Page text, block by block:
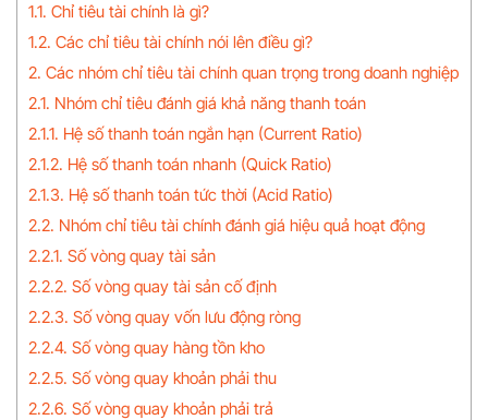
1.1. Chỉ tiêu tài chính là gì?
1.2. Các chỉ tiêu tài chính nói lên điều gì?
2. Các nhóm chỉ tiêu tài chính quan trọng trong doanh nghiệp
2.1. Nhóm chỉ tiêu đánh giá khả năng thanh toán
2.1.1. Hệ số thanh toán ngắn hạn (Current Ratio)
2.1.2. Hệ số thanh toán nhanh (Quick Ratio)
2.1.3. Hệ số thanh toán tức thời (Acid Ratio)
2.2. Nhóm chỉ tiêu tài chính đánh giá hiệu quả hoạt động
2.2.1. Số vòng quay tài sản
2.2.2. Số vòng quay tài sản cố định
2.2.3. Số vòng quay vốn lưu động ròng
2.2.4. Số vòng quay hàng tồn kho
2.2.5. Số vòng quay khoản phải thu
2.2.6. Số vòng quay khoản phải trả